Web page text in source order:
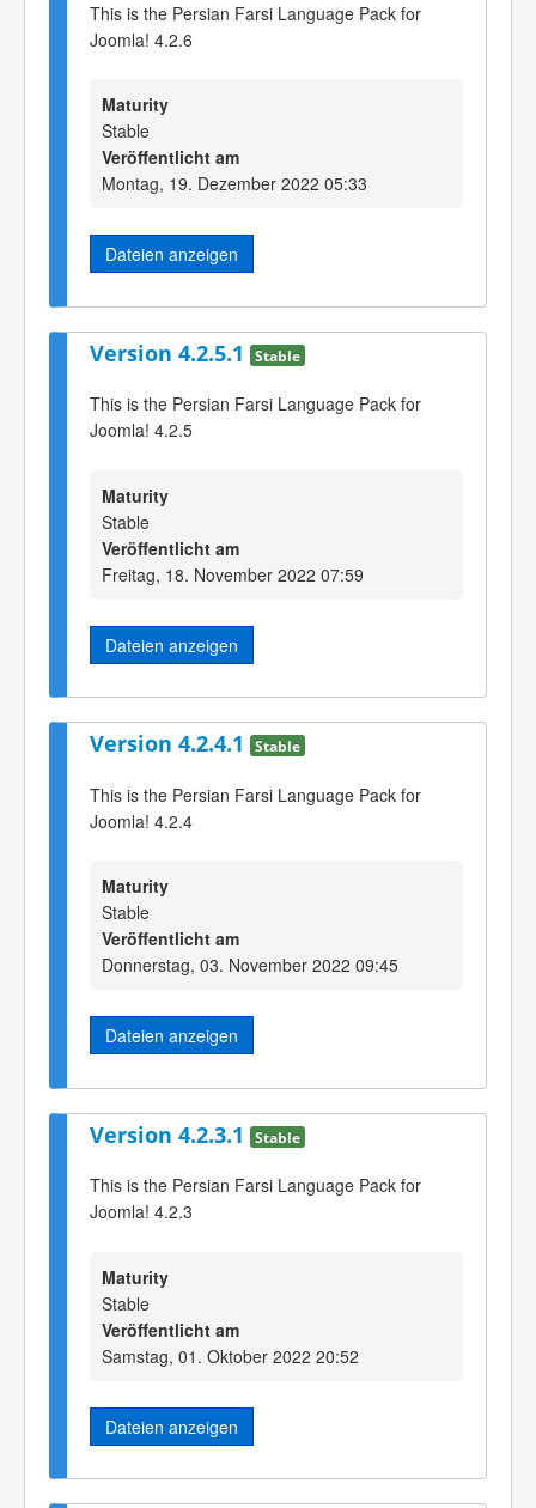
This is the Persian Farsi Language Pack for
Joomla! 4.2.6
Maturity
Stable
Veröffentlicht am
Montag, 19. Dezember 2022 05:33
Dateien anzeigen
Version 4.2.5.1 Stable
This is the Persian Farsi Language Pack for
Joomla! 4.2.5
Maturity
Stable
Veröffentlicht am
Freitag, 18. November 2022 07:59
Dateien anzeigen
Version 4.2.4.1 Stable
This is the Persian Farsi Language Pack for
Joomla! 4.2.4
Maturity
Stable
Veröffentlicht am
Donnerstag, 03. November 2022 09:45
Dateien anzeigen
Version 4.2.3.1 Stable
This is the Persian Farsi Language Pack for
Joomla! 4.2.3
Maturity
Stable
Veröffentlicht am
Samstag, 01. Oktober 2022 20:52
Dateien anzeigen